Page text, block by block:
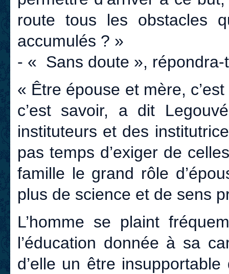
route tous les obstacles
accumulés ? »
- « Sans doute », répondra-
« Être épouse et mère,
c’est savoir, a dit
instituteurs et des
pas temps d’exiger de
famille le grand rôle
plus de science et de sens
L’homme se plaint
l’éducation donnée à sa
d’elle un être